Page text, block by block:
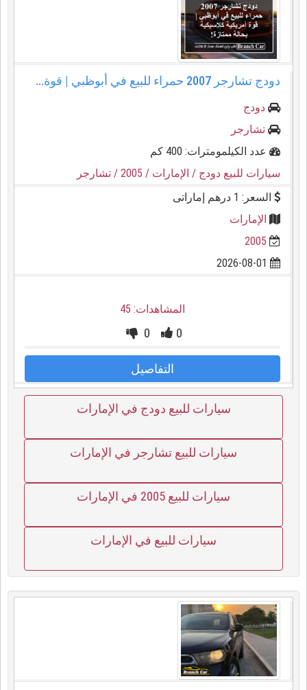
دودج تشارجر 2007 حمراء للبيع في أبوظبي | قوة...
دودج
تشارجر
عدد الكيلمومترات: 400 كم
سيارات للبيع دودج / الإمارات / 2005
/ تشارجر
السعر: 1 درهم إماراتى
الإمارات
2005
المشاهدات: 45
0
0
التفاصيل
سيارات للبيع دودج في الإمارات
سيارات للبيع تشارجر في الإمارات
سيارات للبيع 2005 في الإمارات
سيارات للبيع في الإمارات